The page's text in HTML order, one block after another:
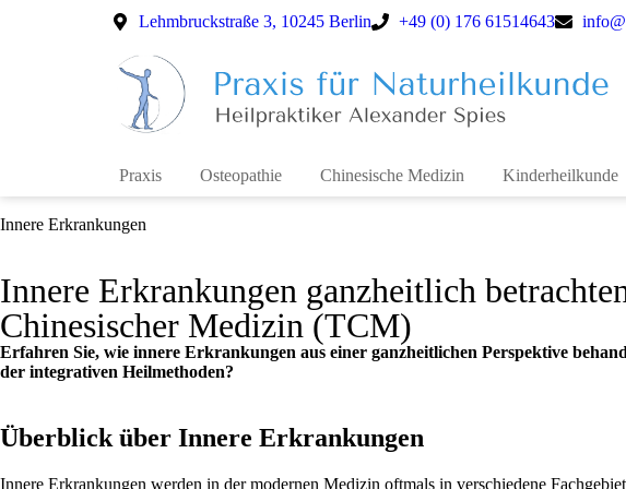
Lehmbruckstraße 3, 10245 Berlin +49 (0) 176 61514643
Praxis Osteopathie Chinesische Medizin Kinderheilkunde
Innere Erkrankungen
Innere Erkrankungen ganzheitlich
Chinesischer Medizin (TCM)
Erfahren Sie, wie innere Erkrankungen aus einer ganzheitlichen Perspektive
der integrativen Heilmethoden?
Überblick über Innere Erkrankungen
Innere Erkrankungen werden in der modernen Medizin oftmals in verschiedene